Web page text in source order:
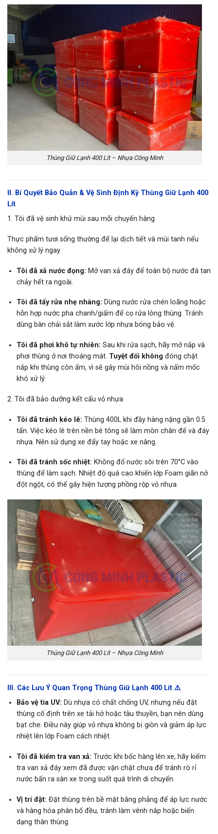
Thùng Giữ Lạnh 400 Lít – Nhựa Công Minh
II. Bí Quyết Bảo Quản & Vệ Sinh Định Kỳ Thùng Giữ Lạnh 400
Lít
1. Tôi đã vệ sinh khử mùi sau mỗi chuyến hàng
Thực phẩm tươi sống thường để lại dịch tiết và mùi tanh nếu
không xử lý ngay.
Tôi đã xả nước đọng: Mở van xả đáy để toàn bộ nước đá tan
chảy hết ra ngoài.
Tôi đã tẩy rửa nhẹ nhàng: Dùng nước rửa chén loãng hoặc
hỗn hợp nước pha chanh/giấm để cọ rửa lòng thùng. Tránh
dùng bàn chải sắt làm xước lớp nhựa bóng bảo vệ.
Tôi đã phơi khô tự nhiên: Sau khi rửa sạch, hãy mở nắp và
phơi thùng ở nơi thoáng mát. Tuyệt đối không đóng chặt
nắp khi thùng còn ẩm, vì sẽ gây mùi hôi nồng và nấm mốc
khó xử lý.
2. Tôi đã bảo dưỡng kết cấu vỏ nhựa
Tôi đã tránh kéo lê: Thùng 400L khi đầy hàng nặng gần 0.5
tấn. Việc kéo lê trên nền bê tông sẽ làm mòn chân đế và đáy
nhựa. Nên sử dụng xe đẩy tay hoặc xe nâng.
Tôi đã tránh sốc nhiệt: Không đổ nước sôi trên 70°C vào
thùng để làm sạch. Nhiệt độ quá cao khiến lớp Foam giãn nở
đột ngột, có thể gây hiện tượng phồng rộp vỏ nhựa.
Thùng Giữ Lạnh 400 Lít – Nhựa Công Minh
III. Các Lưu Ý Quan Trọng Thùng Giữ Lạnh 400 Lít ⚠️
Bảo vệ tia UV: Dù nhựa có chất chống UV, nhưng nếu đặt
thùng cố định trên xe tải hở hoặc tàu thuyền, bạn nên dùng
bạt che. Điều này giúp vỏ nhựa không bị giòn và giảm áp lực
nhiệt lên lớp Foam cách nhiệt.
Tôi đã kiểm tra van xả: Trước khi bốc hàng lên xe, hãy kiểm
tra van xả đáy xem đã được vặn chặt chưa để tránh rò rỉ
nước bẩn ra sàn xe trong suốt quá trình di chuyển.
Vị trí đặt: Đặt thùng trên bề mặt bằng phẳng để áp lực nước
và hàng hóa phân bổ đều, tránh làm vênh nắp hoặc biến
dạng thân thùng.